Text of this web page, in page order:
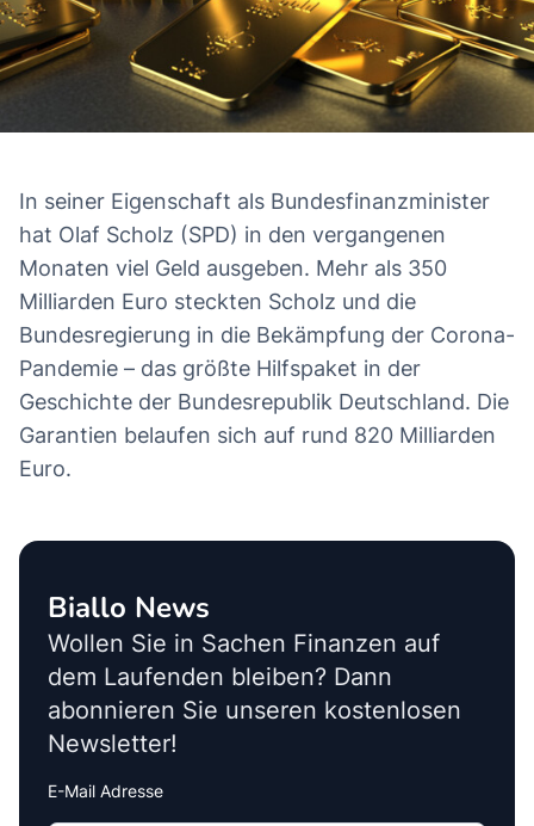
In seiner Eigenschaft als Bundesfinanzminister
hat Olaf Scholz (SPD) in den vergangenen
Monaten viel Geld ausgeben. Mehr als 350
Milliarden Euro steckten Scholz und die
Bundesregierung in die Bekämpfung der Corona-
Pandemie – das größte Hilfspaket in der
Geschichte der Bundesrepublik Deutschland. Die
Garantien belaufen sich auf rund 820 Milliarden
Euro.
Biallo News
Wollen Sie in Sachen Finanzen auf
dem Laufenden bleiben? Dann
abonnieren Sie unseren kostenlosen
Newsletter!
E-Mail Adresse
Interests
Amount